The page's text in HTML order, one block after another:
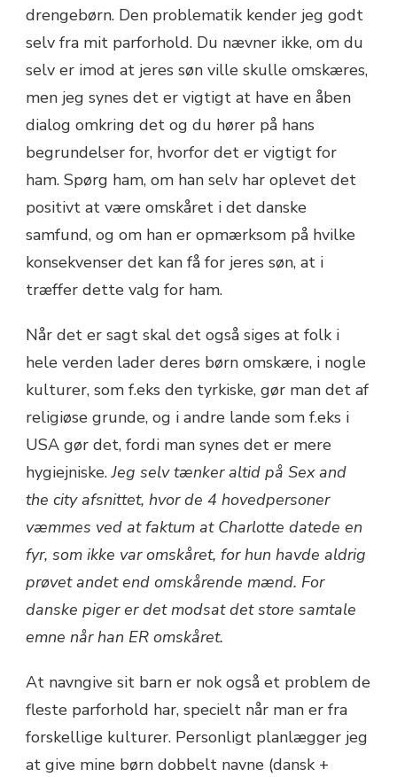
drengebørn. Den problematik kender jeg godt
selv fra mit parforhold. Du nævner ikke, om du
selv er imod at jeres søn ville skulle omskæres,
men jeg synes det er vigtigt at have en åben
dialog omkring det og du hører på hans
begrundelser for, hvorfor det er vigtigt for
ham. Spørg ham, om han selv har oplevet det
positivt at være omskåret i det danske
samfund, og om han er opmærksom på hvilke
konsekvenser det kan få for jeres søn, at i
træffer dette valg for ham.
Når det er sagt skal det også siges at folk i
hele verden lader deres børn omskære, i nogle
kulturer, som f.eks den tyrkiske, gør man det af
religiøse grunde, og i andre lande som f.eks i
USA gør det, fordi man synes det er mere
hygiejniske.Jeg selv tænker altid på Sex and
the city afsnittet, hvor de 4 hovedpersoner
væmmes ved at faktum at Charlotte datede en
fyr, som ikke var omskåret, for hun havde aldrig
prøvet andet end omskårende mænd. For
danske piger er det modsat det store samtale
emne når han ER omskåret.
At navngive sit barn er nok også et problem de
fleste parforhold har, specielt når man er fra
forskellige kulturer. Personligt planlægger jeg
at give mine børn dobbelt navne (dansk +